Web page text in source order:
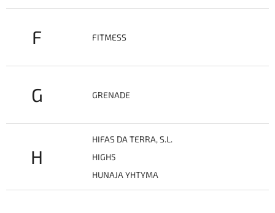
F FITMESS
G GRENADE
H
HIFAS DA TERRA, S.L.
HIGH5
HUNAJA YHTYMA